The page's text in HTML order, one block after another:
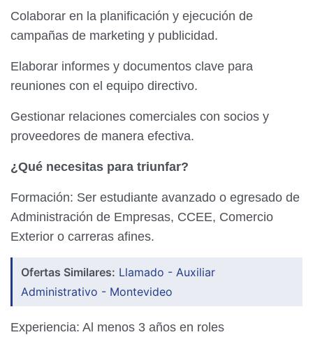
Colaborar en la planificación y ejecución de
campañas de marketing y publicidad.
Elaborar informes y documentos clave para
reuniones con el equipo directivo.
Gestionar relaciones comerciales con socios y
proveedores de manera efectiva.
¿Qué necesitas para triunfar?
Formación: Ser estudiante avanzado o egresado de
Administración de Empresas, CCEE, Comercio
Exterior o carreras afines.
Ofertas Similares: Llamado - Auxiliar
Administrativo - Montevideo
Experiencia: Al menos 3 años en roles